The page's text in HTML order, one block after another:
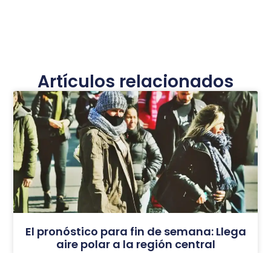
Artículos relacionados
El pronóstico para fin de semana: Llega
aire polar a la región central